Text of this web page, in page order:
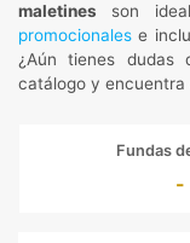
maletines son
promocionales e
¿Aún tienes dudas
catálogo y encuentra
Fundas